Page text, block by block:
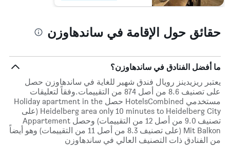
حقائق حول الإقامة في ساندهاوزن
ما أفضل الفنادق في ساندهاوزن؟
يعتبر ريزيدينز رويال فندق شهير للغاية في ساندهاوزن حصل
على تصنيف 8.6 من أصل 874 من التقييمات.وفقاً لتعليقات
مستخدمي HotelsCombined حصل Holiday apartment in the
Heidelberg area only 10 minutes to Heidelberg City (على
تصنيف 9.0 من أصل 12 من التقييمات) وحصل Appartement
Mit Balkon (على تصنيف 8.3 من أصل 11 من التقييمات) وهو أيضاً
من الفنادق ذات التصنيف العالي في ساندهاوزن